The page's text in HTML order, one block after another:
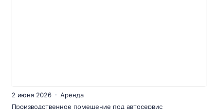
2 июня 2026
Аренда
Производственное помещение под автосервис